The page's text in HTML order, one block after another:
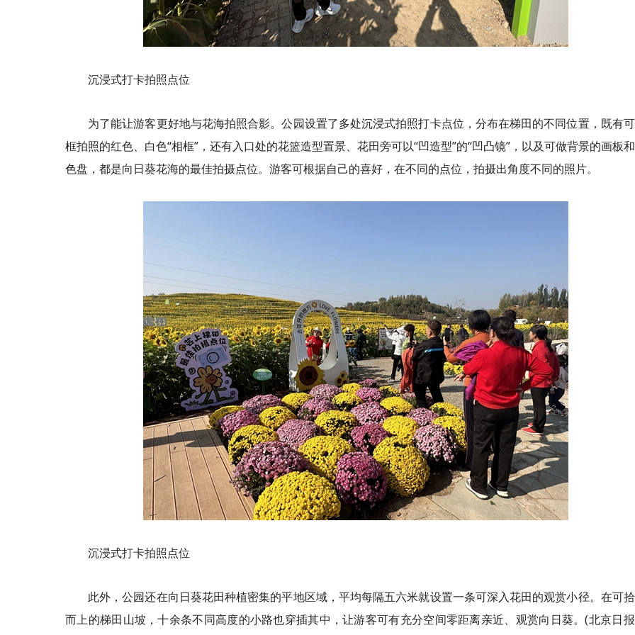
沉浸式打卡拍照点位
为了能让游客更好地与花海拍照合影。公园设置了多处沉浸式拍照打卡点位，分布在梯田的不同位置，既有
框拍照的红色、白色“相框”，还有入口处的花篮造型置景、花田旁可以“凹造型”的“凹凸镜”，以及可做背景的画板
色盘，都是向日葵花海的最佳拍摄点位。游客可根据自己的喜好，在不同的点位，拍摄出角度不同的照片。
沉浸式打卡拍照点位
此外，公园还在向日葵花田种植密集的平地区域，平均每隔五六米就设置一条可深入花田的观赏小径。在可
而上的梯田山坡，十余条不同高度的小路也穿插其中，让游客可有充分空间零距离亲近、观赏向日葵。(北京日